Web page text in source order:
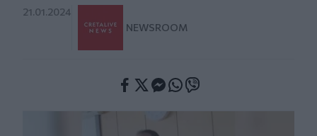
21.01.2024
NEWSROOM